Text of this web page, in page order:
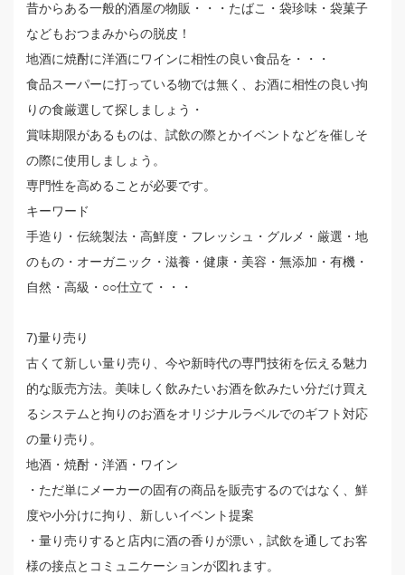
昔からある一般的酒屋の物販・・・たばこ・袋珍味・袋菓子
などもおつまみからの脱皮！
地酒に焼酎に洋酒にワインに相性の良い食品を・・・
食品スーパーに打っている物では無く、お酒に相性の良い拘
りの食厳選して探しましょう・
賞味期限があるものは、試飲の際とかイベントなどを催しそ
の際に使用しましょう。
専門性を高めることが必要です。
キーワード
手造り・伝統製法・高鮮度・フレッシュ・グルメ・厳選・地
のもの・オーガニック・滋養・健康・美容・無添加・有機・
自然・高級・○○仕立て・・・
7)量り売り
古くて新しい量り売り、今や新時代の専門技術を伝える魅力
的な販売方法。美味しく飲みたいお酒を飲みたい分だけ買え
るシステムと拘りのお酒をオリジナルラベルでのギフト対応
の量り売り。
地酒・焼酎・洋酒・ワイン
・ただ単にメーカーの固有の商品を販売するのではなく、鮮
度や小分けに拘り、新しいイベント提案
・量り売りすると店内に酒の香りが漂い，試飲を通してお客
様の接点とコミュニケーションが図れます。